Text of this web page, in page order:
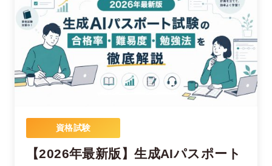
資格試験
【2026年最新版】生成AIパスポート